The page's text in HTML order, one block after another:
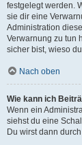
festgelegt werden.
sie dir eine
Administration
Verwarnung zu tun
sicher bist, wieso
Nach oben
Wie kann ich
Wenn ein
siehst du eine
Du wirst dann